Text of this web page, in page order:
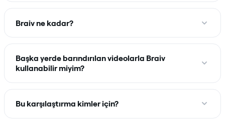
Braiv ne kadar?
Başka yerde barındırılan videolarla Braiv
kullanabilir miyim?
Bu karşılaştırma kimler için?